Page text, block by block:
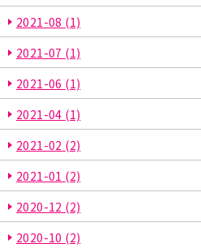
2021-08 (1)
2021-07 (1)
2021-06 (1)
2021-04 (1)
2021-02 (2)
2021-01 (2)
2020-12 (2)
2020-10 (2)